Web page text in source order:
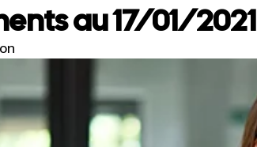
au 17/01/2021